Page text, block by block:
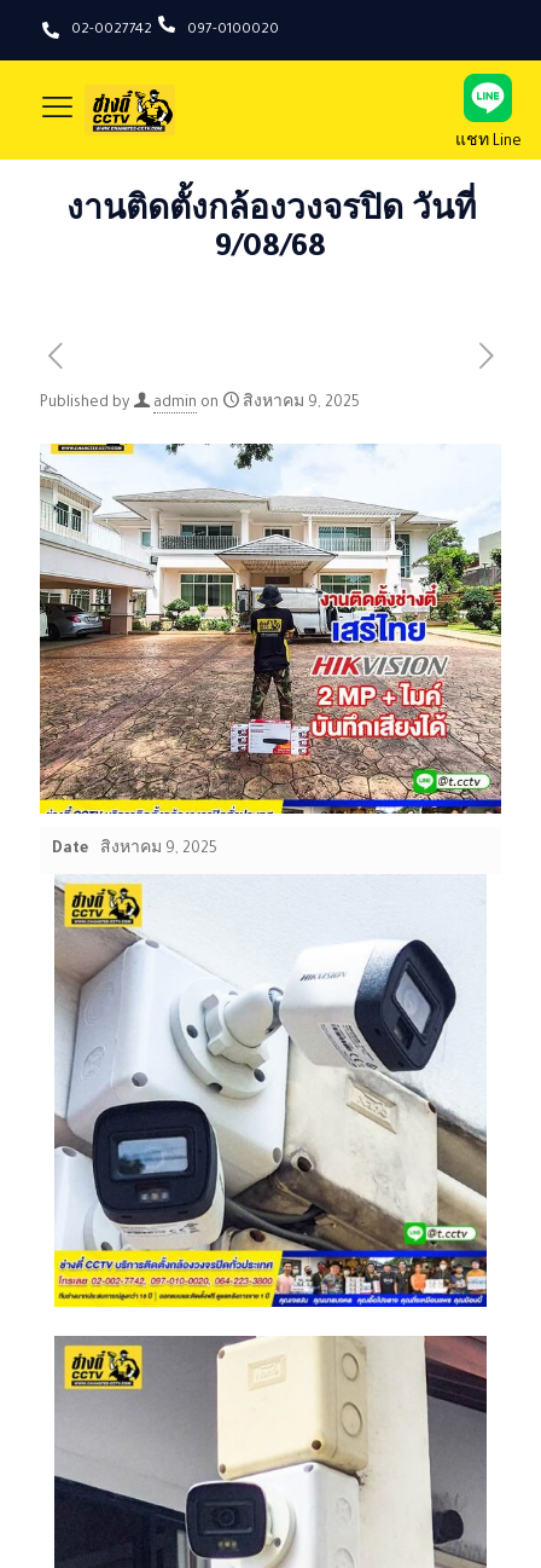
02-0027742 097-0100020
แชท Line
งานติดตั้งกล้องวงจรปิด วันที่
9/08/68
Published by admin on สิงหาคม 9, 2025
Date สิงหาคม 9, 2025